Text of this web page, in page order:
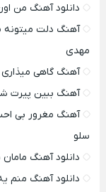
دانلود آهنگ من
آهنگ دلت
مهدی
آهنگ گاهی
آهنگ ببین پیرت
آهنگ مغرور بی
سلو
دانلود آهنگ
دانلود آهنگ منم